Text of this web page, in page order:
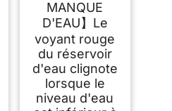
MANQUE
D'EAU】Le
voyant rouge
du réservoir
d'eau clignote
lorsque le
niveau d'eau